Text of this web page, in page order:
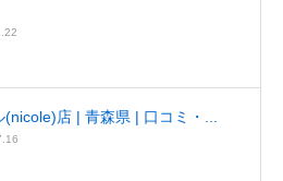
(nicole)店 | 青森県 | 口コミ・...